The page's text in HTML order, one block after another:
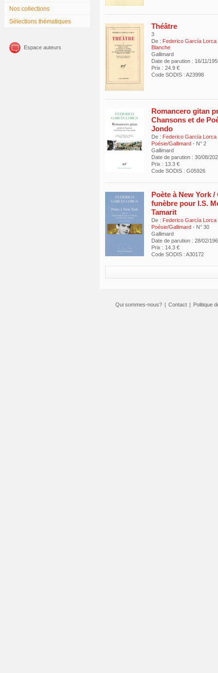
Nos collections
Sélections thématiques
Espace auteurs
Théâtre
3
De : Federico García Lorca
Blanche
Gallimard
Date de parution : 16/11/
Prix : 24.9 €
Code SODIS : A23998
Romancero gitan
Chansons et de
Jondo
De : Federico García Lorca
Poésie/Gallimard - N° 2
Gallimard
Date de parution : 30/08/
Prix : 13.3 €
Code SODIS : G05926
Poète à New York /
funèbre pour I.S.
Tamarit
De : Federico García Lorca
Poésie/Gallimard - N° 30
Gallimard
Date de parution : 28/02/
Prix : 14.3 €
Code SODIS : A30172
Qui sommes-nous? | Contact | Politique